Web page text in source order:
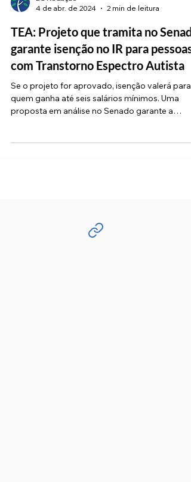
Da Redação
4 de abr. de 2024
2 min de leitura
TEA: Projeto que tramita no Senado
garante isenção no IR para pessoas
com Transtorno Espectro Autista
Se o projeto for aprovado, isenção valerá para